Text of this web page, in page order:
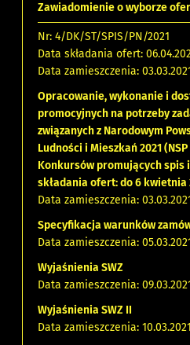
Zawiadomienie o wyborze
Nr: 4/DK/ST/SPIS/PN/2021
Data składania ofert:
Data zamieszczenia:
Opracowanie, wykonanie i
promocyjnych na potrzeby
związanych z Narodowym
Ludności i Mieszkań 2021
Konkursów promujących spis
składania ofert: do 6 kwietnia
Data zamieszczenia:
Specyfikacja warunków
Data zamieszczenia:
Wyjaśnienia SWZ
Data zamieszczenia:
Wyjaśnienia SWZ II
Data zamieszczenia: 10.03.2021